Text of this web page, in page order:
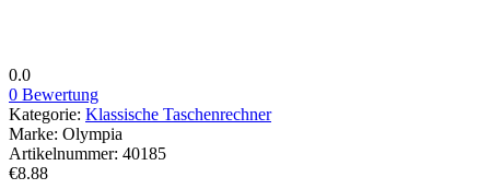
0.0
0 Bewertung
Kategorie: Klassische Taschenrechner
Marke: Olympia
Artikelnummer: 40185
€8.88